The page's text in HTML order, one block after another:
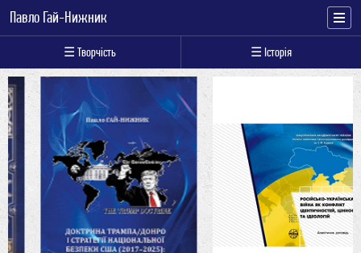
Павло Гай-Нижник
☰ Творчість ☰ Історія